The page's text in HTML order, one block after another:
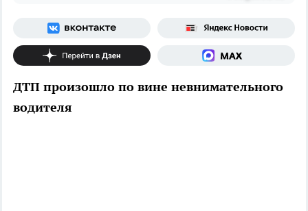
ДТП произошло по вине невнимательного
водителя